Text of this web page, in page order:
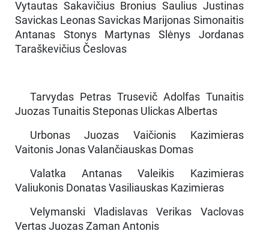
Vytautas Sakavičius Bronius Saulius Justinas
Savickas Leonas Savickas Marijonas Simonaitis
Antanas Stonys Martynas Slėnys Jordanas
Taraškevičius Česlovas
Tarvydas Petras Trusevič Adolfas Tunaitis
Juozas Tunaitis Steponas Ulickas Albertas
Urbonas Juozas Vaičionis Kazimieras
Vaitonis Jonas Valančiauskas Domas
Valatka Antanas Valeikis Kazimieras
Valiukonis Donatas Vasiliauskas Kazimieras
Velymanski Vladislavas Verikas Vaclovas
Vertas Juozas Zaman Antonis